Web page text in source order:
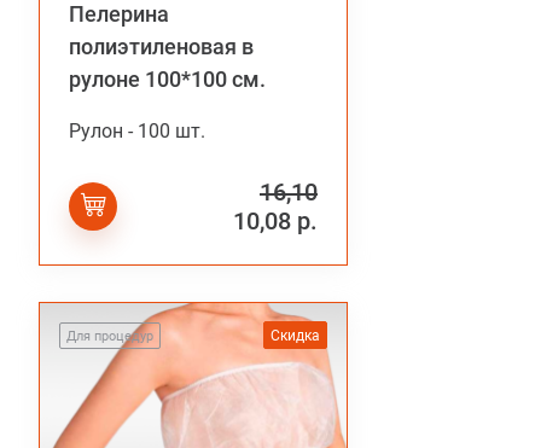
Пелерина
полиэтиленовая в
рулоне 100*100 см.
Рулон - 100 шт.
16,10
10,08 р.
Для процедур Скидка